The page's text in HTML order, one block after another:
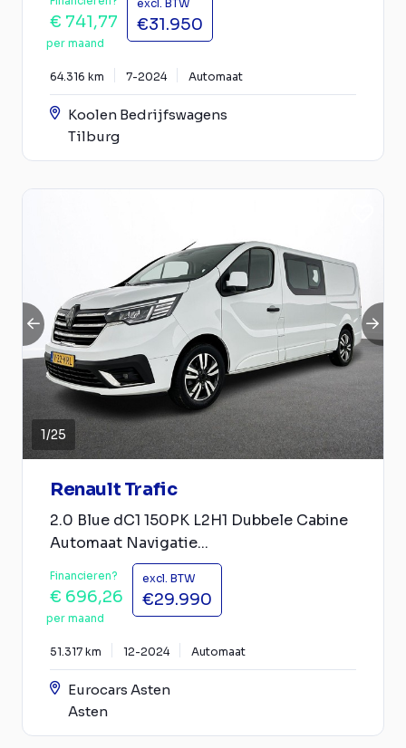
€ 741,77
per maand
excl. BTW
€31.950
64.316 km 7-2024 Automaat
Koolen Bedrijfswagens
Tilburg
1/25
Renault Trafic
2.0 Blue dC1 150PK L2H1 Dubbele Cabine
Automaat Navigatie...
Financieren?
€ 696,26
per maand
excl. BTW
€29.990
51.317 km 12-2024 Automaat
Eurocars Asten
Asten